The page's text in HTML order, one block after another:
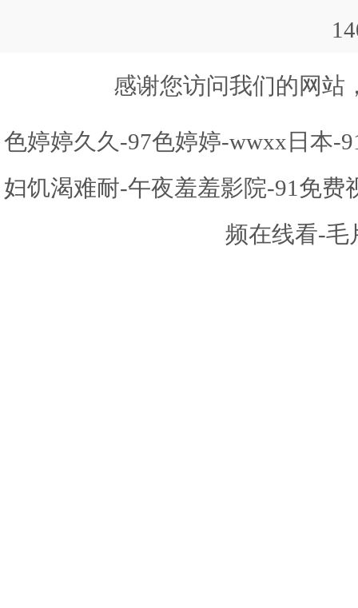
感谢您访问我们的网站
色婷婷久久-97色婷婷-wwxx日本-
妇饥渴难耐-午夜羞羞影院-91免
频在线看-毛